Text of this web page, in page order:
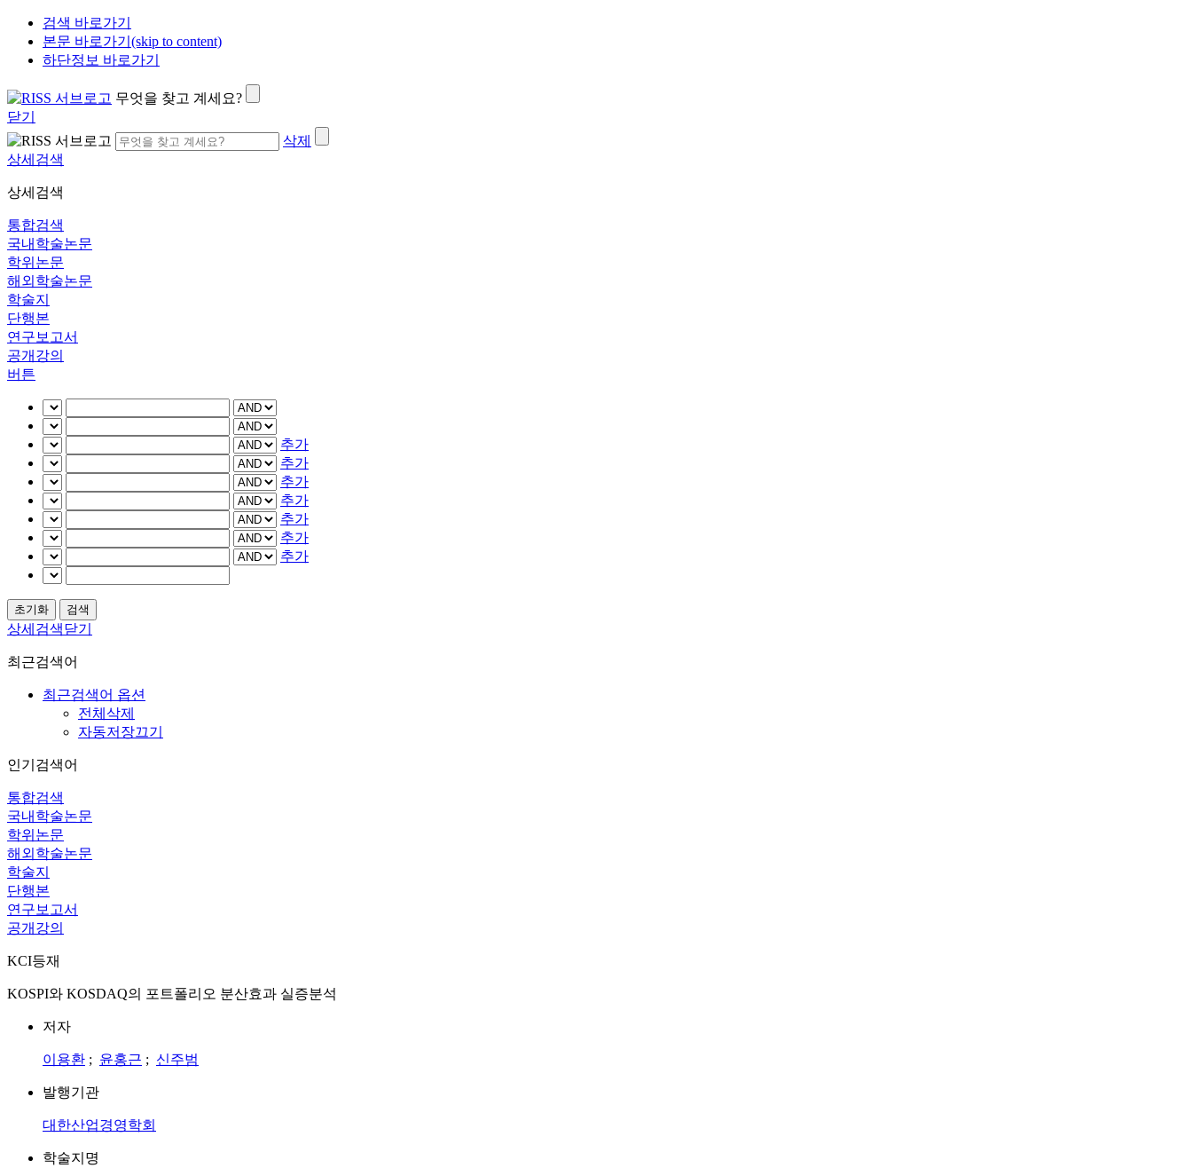
검색 바로가기
본문 바로가기(skip to content)
하단정보 바로가기
무엇을 찾고 계세요?
닫기
삭제
상세검색
상세검색
통합검색
국내학술논문
학위논문
해외학술논문
학술지
단행본
연구보고서
공개강의
버튼
추가
추가
추가
추가
추가
추가
추가
상세검색닫기
최근검색어
최근검색어 옵션
전체삭제
자동저장끄기
인기검색어
통합검색
국내학술논문
학위논문
해외학술논문
학술지
단행본
연구보고서
공개강의
KCI등재
KOSPI와 KOSDAQ의 포트폴리오 분산효과 실증분석
저자
이용환 ; 윤홍근 ; 신주범
발행기관
대한산업경영학회
학술지명